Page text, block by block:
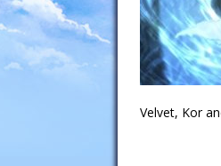
Velvet, Kor